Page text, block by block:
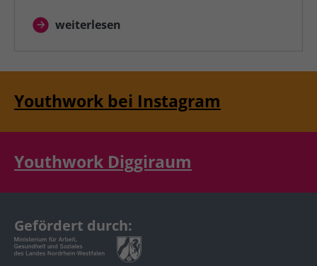
weiterlesen
Youthwork bei Instagram
Youthwork Diggiraum
Gefördert durch: